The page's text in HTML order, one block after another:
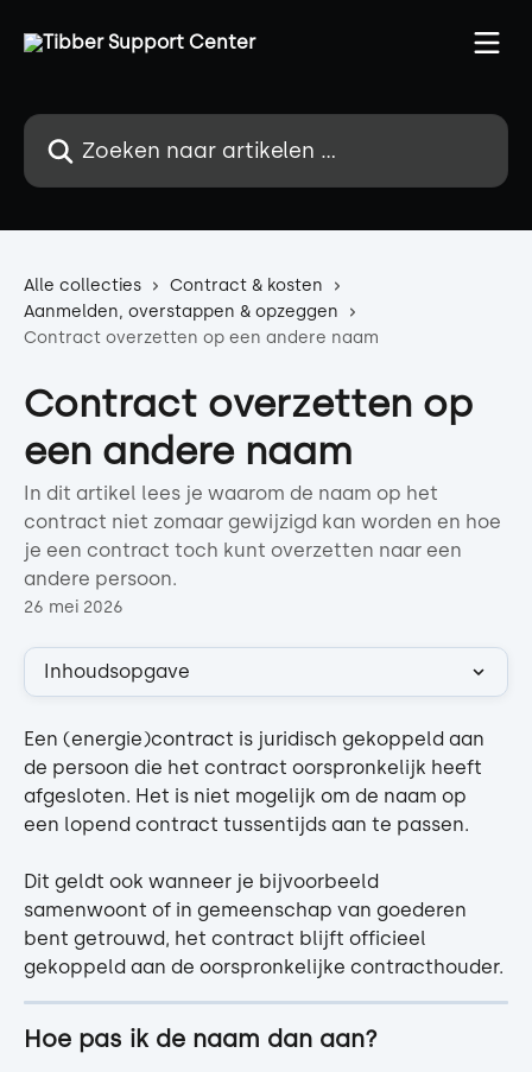
Zoeken naar artikelen ...
Alle collecties
Contract & kosten
Aanmelden, overstappen & opzeggen
Contract overzetten op een andere naam
Contract overzetten op
een andere naam
In dit artikel lees je waarom de naam op het
contract niet zomaar gewijzigd kan worden en hoe
je een contract toch kunt overzetten naar een
andere persoon.
26 mei 2026
Inhoudsopgave
Een (energie)contract is juridisch gekoppeld aan
de persoon die het contract oorspronkelijk heeft
afgesloten. Het is niet mogelijk om de naam op
een lopend contract tussentijds aan te passen.
Dit geldt ook wanneer je bijvoorbeeld
samenwoont of in gemeenschap van goederen
bent getrouwd, het contract blijft officieel
gekoppeld aan de oorspronkelijke contracthouder.
Hoe pas ik de naam dan aan?